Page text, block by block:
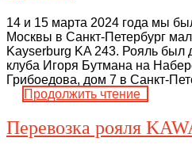
14 и 15 марта 2024 года мы
Москвы в Санкт-Петербург
Kayserburg KA 243. Рояль был
клуба Игоря Бутмана на
Грибоедова, дом 7 в Санкт-
Продолжить чтение
Перевозка рояля